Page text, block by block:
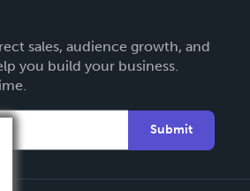
sales, audience growth, and
you build your business.
Submit